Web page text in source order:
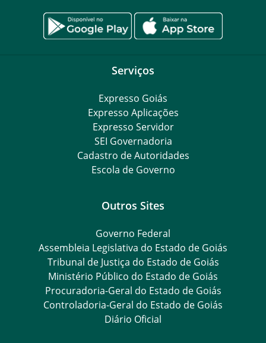
Serviços
Expresso Goiás
Expresso Aplicações
Expresso Servidor
SEI Governadoria
Cadastro de Autoridades
Escola de Governo
Outros Sites
Governo Federal
Assembleia Legislativa do Estado de Goiás
Tribunal de Justiça do Estado de Goiás
Ministério Público do Estado de Goiás
Procuradoria-Geral do Estado de Goiás
Controladoria-Geral do Estado de Goiás
Diário Oficial